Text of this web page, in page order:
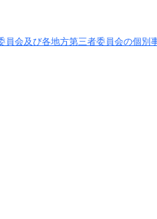
員会及び各地方第三者委員会の個別